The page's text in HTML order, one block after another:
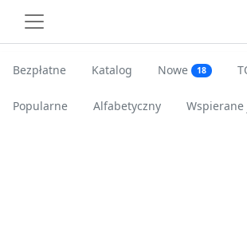
Bezpłatne Katalog Nowe 18
Popularne Alfabetyczny Wspierane